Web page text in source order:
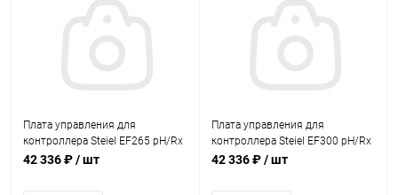
Плата управления для
контроллера Steiel EF265 pH/Rx
(77010130/AQM)
42 336 ₽/ шт
Плата управления для
контроллера Steiel EF300 pH/Rx
(77010120/AQM)
42 336 ₽/ шт